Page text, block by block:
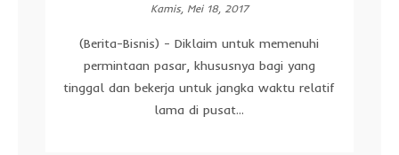
Kamis, Mei 18, 2017
(Berita-Bisnis) - Diklaim untuk memenuhi
permintaan pasar, khususnya bagi yang
tinggal dan bekerja untuk jangka waktu relatif
lama di pusat...